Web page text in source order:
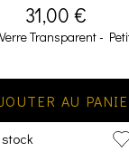
31,00 €
Transparent -
AU